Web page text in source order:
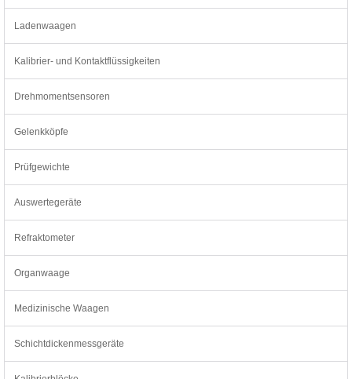
Ladenwaagen
Kalibrier- und Kontaktflüssigkeiten
Drehmomentsensoren
Gelenkköpfe
Prüfgewichte
Auswertegeräte
Refraktometer
Organwaage
Medizinische Waagen
Schichtdickenmessgeräte